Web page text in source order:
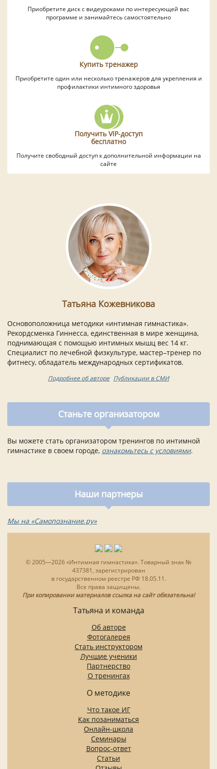
Приобретите диск с видеуроками по интересующей вас
программе и занимайтесь самостоятельно
Купить тренажер
Приобретите один или несколько тренажеров для укрепления и
профилактики интимного здоровья
Получить VIP-доступ
бесплатно
Получите свободный доступ к дополнительной информации на
сайте
Татьяна Кожевникова
Основоположница методики «интимная гимнастика».
Рекордсменка Гиннесса, единственная в мире женщина,
поднимающая с помощью интимных мышц вес 14 кг.
Специалист по лечебной физкультуре, мастер–тренер по
фитнесу, обладатель международных сертификатов.
Подробнее об авторе Публикации в СМИ
Станьте организатором
Вы можете стать организатором тренингов по интимной
гимнастике в своем городе, ознакомьтесь с условиями.
Наши партнеры
Мы на «Самопознание.ру»
© 2005—2026 «Интимная гимнастика». Товарный знак №
437381, зарегистрирован
в государственном реестре РФ 18.05.11.
Все права защищены.
При копировании материалов ссылка на сайт обязательна!
Татьяна и команда
Об авторе
Фотогалерея
Стать инструктором
Лучшие ученики
Партнерство
О тренингах
О методике
Что такое ИГ
Как позаниматься
Онлайн-школа
Семинары
Вопрос-ответ
Статьи